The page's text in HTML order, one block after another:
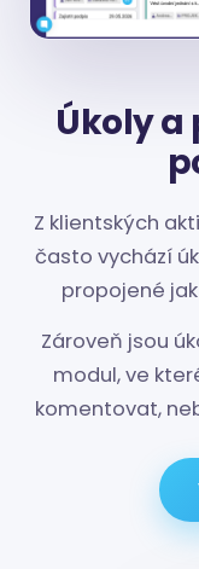
Úkoly a
Z klientských
často vychází
propojené
Zároveň jsou
modul, ve
komentovat,